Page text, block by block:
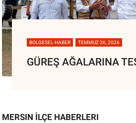
BOLGESEL-HABER TEMMUZ 26, 2026
GÜREŞ AĞALARINA
MERSIN İLÇE HABERLERI